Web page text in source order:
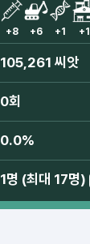
+8 +6 +1 +1
105,261 씨앗
0회
0.0%
1명 (최대 17명)